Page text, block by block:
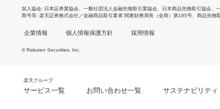
加入協会 日本証券業協会 一般社団法人金融先物取引業協会 日本商品先物取引協会
商号等 楽天証券株式会社／金融商品取引業者 関東財務局長（金商）第195号、商品先物
企業情報 個人情報保護方針 採用情報
© Rakuten Securities, Inc.
楽天グループ
サービス一覧 お問い合わせ一覧 サステナビリティ